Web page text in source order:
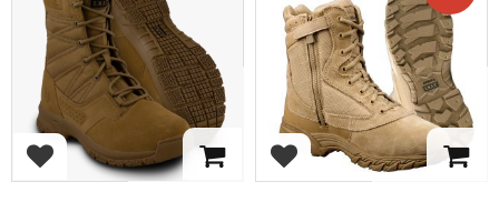
Lägg till i favoriter Lägg till i favoriter